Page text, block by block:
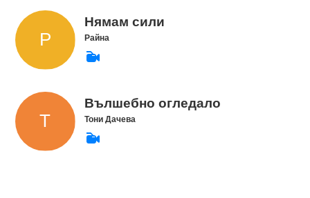
Нямам сили
Райна
Вълшебно огледало
Тони Дачева